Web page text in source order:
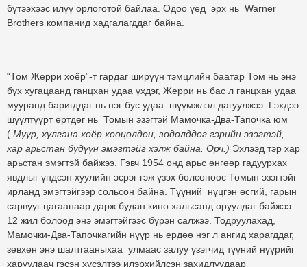
бүтээхээс илүү орлоготой байлаа. Одоо үед эрх нь Warner
Brothers компанид хадгалагддаг байна.
“Том Жерри хоёр”-т гардаг ширүүн тэмцлийн баатар Том нь энэ
бүх хугацаанд ганцхан удаа үхдэг, Жерри нь бас л ганцхан удаа
мууранд баригддаг нь нэг бус удаа шүүмжлэл дагуулжээ. Гэхдээ
шүүлтүүрт өртдөг нь Томын эзэгтэй Мамочка-Два-Тапочка юм
( Муур, хулгана хоёр хөөцөлдөн, зодолддог гэрийн эзэгтэй,
хар арьстан бүдүүн эмэгтэйг хэлж байна. Орч.) Эхлээд тэр хар
арьстан эмэгтэй байжээ. Гэвч 1954 онд арьс өнгөөр гадуурхах
явдлыг үндсэн хуулийн эсрэг гэж үзэх болсоноос Томын эзэгтэйг
ирланд эмэгтэйгээр сольсон байна. Түүний нүцгэн өсгий, гарын
сарвууг цагаанаар дарж будан кино хальсанд оруулдаг байжээ.
12 жил болоод энэ эмэгтэйгээс бүрэн салжээ. Тодруулахад,
Мамочки-Два-Тапочкагийн нүүр нь ердөө нэг л ангид харагддаг,
зөвхөн энэ шалтгааныхаа улмаас залуу үзэгчид түүний нүүрийг
харуулаач гэсэн хүсэлтээ илэрхийлсэн захидлуудаар